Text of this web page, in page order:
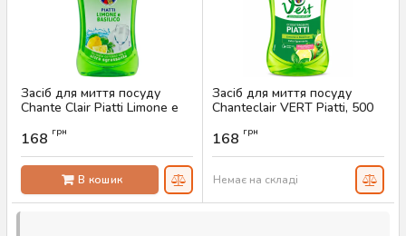
Засіб для миття посуду
Chante Clair Piatti Limone e
Артикул:
168 грн
В кошик
Засіб для миття посуду
Chanteclair VERT Piatti, 500
Артикул:
168 грн
Немає на складі